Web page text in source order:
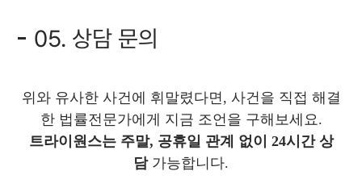
05. 상담 문의
위와 유사한 사건에 휘말렸다면, 사건을 직접 해결
한 법률전문가에게 지금 조언을 구해보세요.
트라이원스는 주말, 공휴일 관계 없이 24시간 상
담가능합니다.